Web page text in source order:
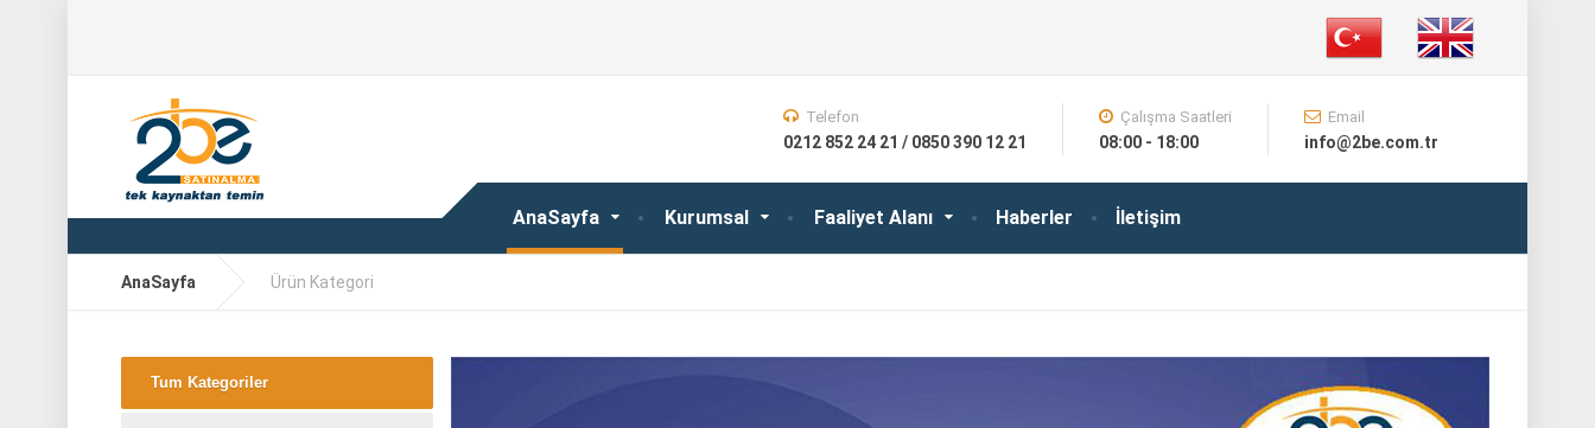
AnaSayfa Kurumsal Faaliyet Alanı Haberler İletişim
Telefon
0212 852 24 21 / 0850 390 12 21
Çalışma Saatleri
08:00 - 18:00
Email
info@2be.com.tr
AnaSayfa Ürün Kategori
Tum Kategoriler